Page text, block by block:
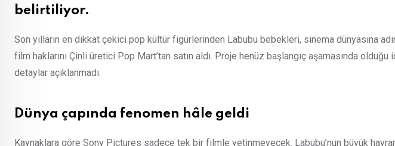
belirtiliyor.
Son yılların en dikkat çekici pop kültür figürlerinden Labubu bebekleri, sinema dünyasına
film haklarını Çinli üretici Pop Mart’tan satın aldı. Proje henüz başlangıç aşamasında
detaylar açıklanmadı.
Dünya çapında fenomen hâle geldi
Kaynaklara göre Sony Pictures sadece tek bir filmle yetinmeyecek. Labubu’nun büyük